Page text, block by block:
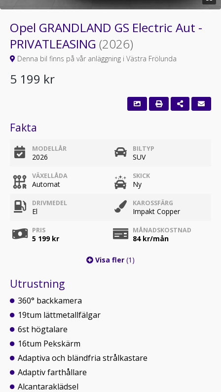
Opel GRANDLAND GS Electric Aut -
PRIVATLEASING (2026)
Denna bil finns på vår anläggning i Västra Frölunda
5 199 kr
Fakta
MODELLÅR
2026
BILTYP
SUV
VÄXELLÅDA
Automat
SKICK
Ny
DRIVMEDEL
El
KAROSSFÄRG
Impakt Copper
PRIS
5 199 kr
MÅNADSKOSTNAD
84kr/mån
Visa fler (1)
Utrustning
360° backkamera
19tum lättmetallfälgar
6st högtalare
16tum Pekskärm
Adaptiva och bländfria strålkastare
Adaptiv farthållare
Alcantaraklädsel